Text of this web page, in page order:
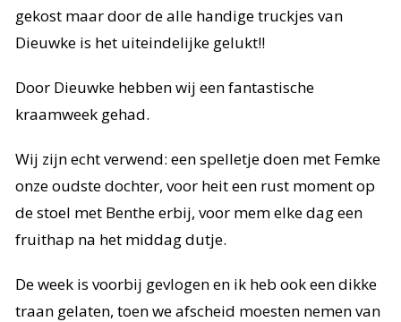
gekost maar door de alle handige truckjes van
Dieuwke is het uiteindelijke gelukt!!
Door Dieuwke hebben wij een fantastische
kraamweek gehad.
Wij zijn echt verwend: een spelletje doen met Femke
onze oudste dochter, voor heit een rust moment op
de stoel met Benthe erbij, voor mem elke dag een
fruithap na het middag dutje.
De week is voorbij gevlogen en ik heb ook een dikke
traan gelaten, toen we afscheid moesten nemen van